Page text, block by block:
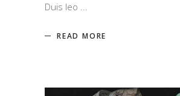
Duis leo
READ MORE